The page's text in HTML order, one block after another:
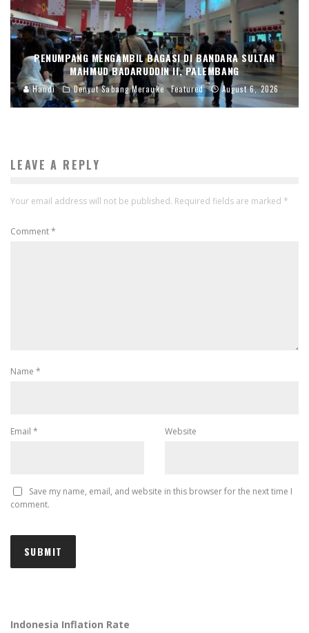
PENUMPANG MENGAMBIL BAGASI DI BANDARA SULTAN
MAHMUD BADARUDDIN II, PALEMBANG
Handi Denyut Sabang Merauke Featured August 6, 2026
LEAVE A REPLY
Your email address will not be published. Required fields are marked *
Comment*
Name *
Email * Website
Save my name, email, and website in this browser for the next time I
comment.
Indonesia Inflation Rate